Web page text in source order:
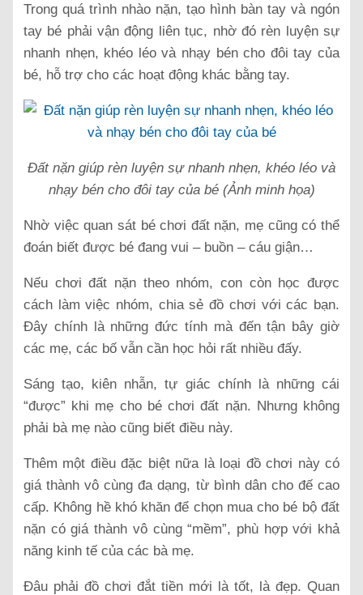
Trong quá trình nhào nặn, tạo hình bàn tay và ngón
tay bé phải vận động liên tục, nhờ đó rèn luyện sự
nhanh nhẹn, khéo léo và nhạy bén cho đôi tay của
bé, hỗ trợ cho các hoạt động khác bằng tay.
Đất nặn giúp rèn luyện sự nhanh nhẹn, khéo léo và
nhạy bén cho đôi tay của bé (Ảnh minh họa)
Nhờ việc quan sát bé chơi đất nặn, mẹ cũng có thể
đoán biết được bé đang vui – buồn – cáu giận…
Nếu chơi đất nặn theo nhóm, con còn học được
cách làm việc nhóm, chia sẻ đồ chơi với các bạn.
Đây chính là những đức tính mà đến tận bây giờ
các mẹ, các bố vẫn cần học hỏi rất nhiều đấy.
Sáng tạo, kiên nhẫn, tự giác chính là những cái
“được” khi mẹ cho bé chơi đất nặn. Nhưng không
phải bà mẹ nào cũng biết điều này.
Thêm một điều đặc biệt nữa là loại đồ chơi này có
giá thành vô cùng đa dạng, từ bình dân cho đế cao
cấp. Không hề khó khăn để chọn mua cho bé bộ đất
nặn có giá thành vô cùng “mềm”, phù hợp với khả
năng kinh tế của các bà mẹ.
Đâu phải đồ chơi đắt tiền mới là tốt, là đẹp. Quan